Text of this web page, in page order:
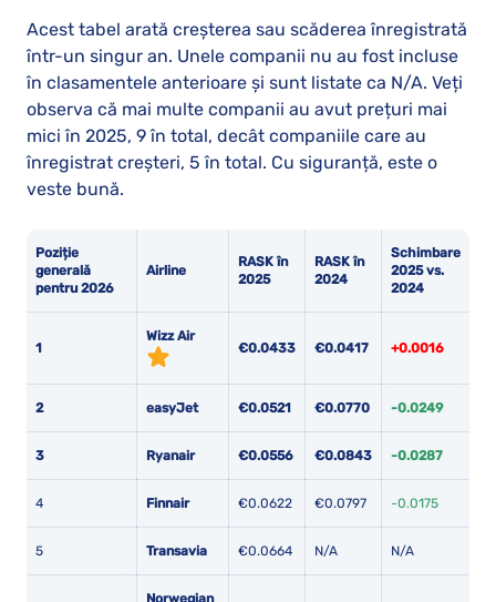
Acest tabel arată creșterea sau scăderea înregistrată
într-un singur an. Unele companii nu au fost incluse
în clasamentele anterioare și sunt listate ca N/A. Veți
observa că mai multe companii au avut prețuri mai
mici în 2025, 9 în total, decât companiile care au
înregistrat creșteri, 5 în total. Cu siguranță, este o
veste bună.
Poziție
generală
pentru 2026
Airline
RASK în
2025
RASK în
2024
Schimbare
2025 vs.
2024
1
Wizz Air
€0.0433 €0.0417 +0.0016
2 easyJet €0.0521 €0.0770 -0.0249
3 Ryanair €0.0556 €0.0843 -0.0287
4 Finnair €0.0622 €0.0797 -0.0175
5 Transavia €0.0664 N/A N/A
Norwegian